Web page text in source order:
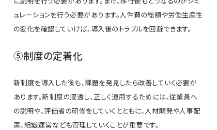
ュレーションを行う必要があります。人件費の総額や労働生産性
の変化を確認していけば、導入後のトラブルを回避できます。
⑤制度の定着化
新制度を導入した後も、課題を発見したら改善していく必要が
あります。新制度の浸透し、正しく運用するためには、従業員へ
の説明や、評価者の研修をしていくとともに、人材開発や人事配
置、組織運営なども管理していくことが重要です。